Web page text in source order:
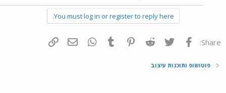
You must log in or register to reply here.
Share: פייסבוק Twitter
Reddit
Pinterest
Tumblr
WhatsAppדואר אלקטרוני
פוטושופ ותוכנות עיצוב